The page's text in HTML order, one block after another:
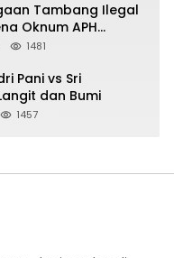
Tambang Ilegal
Oknum APH
1481
Pani vs Sri
dan Bumi
1457